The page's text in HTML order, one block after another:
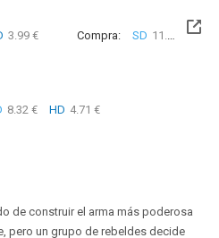
3.99 € Compra: SD 11.99 € HD
8.32 € HD 4.71 €
de construir el arma más poderosa
pero un grupo de rebeldes decide